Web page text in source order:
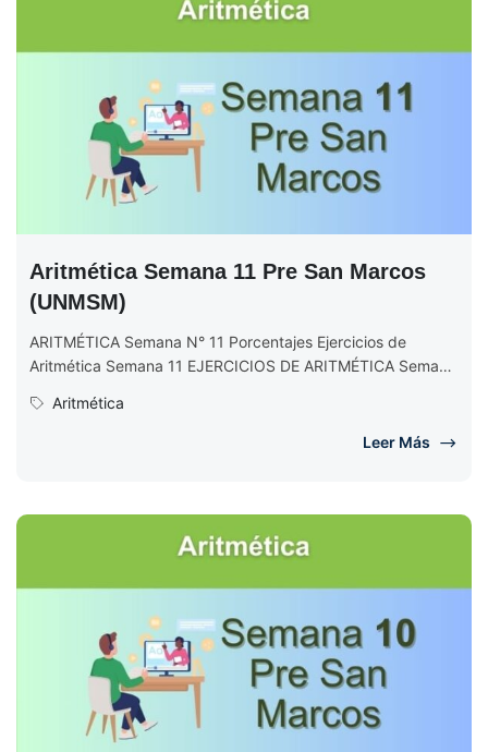
Aritmética Semana 11 Pre San Marcos
(UNMSM)
ARITMÉTICA Semana N° 11 Porcentajes Ejercicios de
Aritmética Semana 11 EJERCICIOS DE ARITMÉTICA Semana
Aritmética
Leer Más